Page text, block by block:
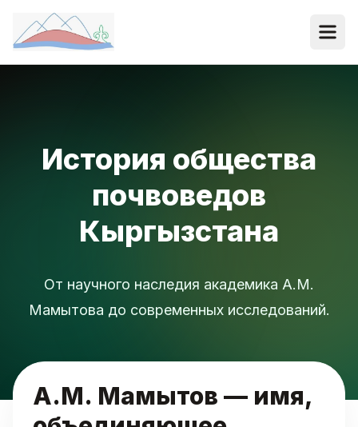
История общества
почвоведов
Кыргызстана
От научного наследия академика А.М.
Мамытова до современных исследований.
А.М. Мамытов — имя,